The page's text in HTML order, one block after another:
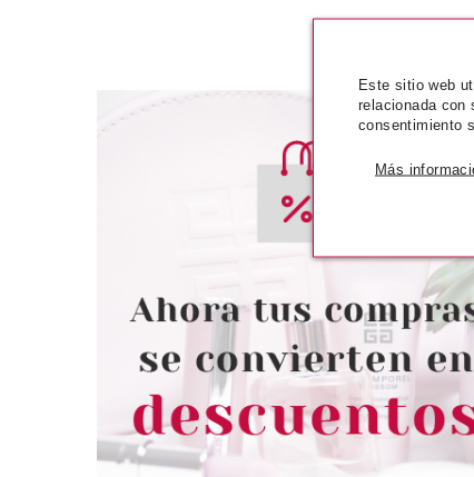
ESSENCE SHINE LAST & GO
ESMALTE UÑAS 69 NEVER SAY
Pvr 1.99€
desde
1.55€
PARA UÑAS
Pvr 2.89€
-13%
Este sitio web
relacionada con
consentimiento
Más